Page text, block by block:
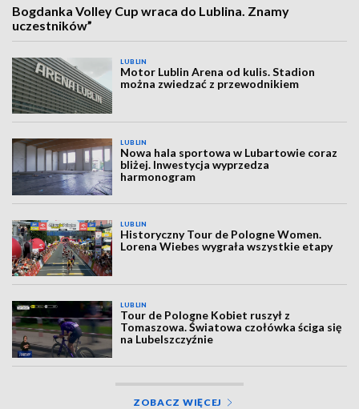
Bogdanka Volley Cup wraca do Lublina. Znamy
uczestników”
LUBLIN
Motor Lublin Arena od kulis. Stadion
można zwiedzać z przewodnikiem
LUBLIN
Nowa hala sportowa w Lubartowie coraz
bliżej. Inwestycja wyprzedza
harmonogram
LUBLIN
Historyczny Tour de Pologne Women.
Lorena Wiebes wygrała wszystkie etapy
LUBLIN
Tour de Pologne Kobiet ruszył z
Tomaszowa. Światowa czołówka ściga się
na Lubelszczyźnie
ZOBACZ WIĘCEJ